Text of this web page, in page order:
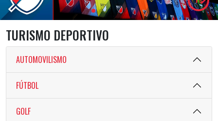
TURISMO DEPORTIVO
AUTOMOVILISMO
FÚTBOL
GOLF